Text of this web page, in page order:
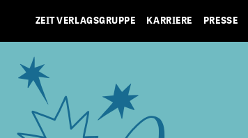
ZEIT VERLAGSGRUPPE KARRIERE PRESSE